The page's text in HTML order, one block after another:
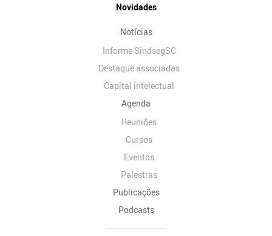
Novidades
Notícias
Informe SindsegSC
Destaque associadas
Capital intelectual
Agenda
Reuniões
Cursos
Eventos
Palestras
Publicações
Podcasts